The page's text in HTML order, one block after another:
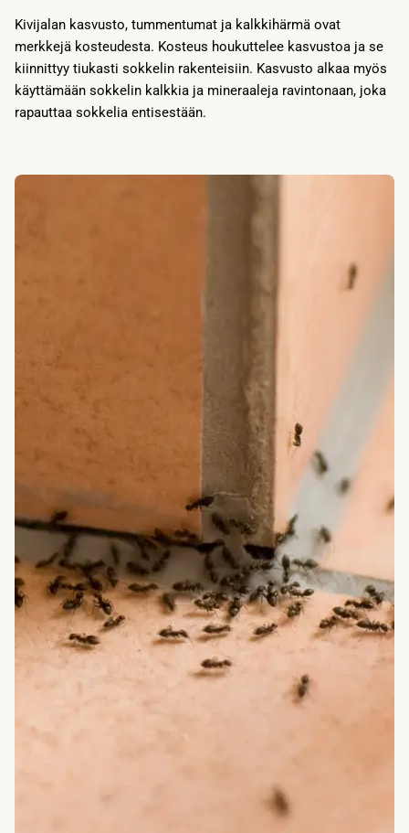
Kivijalan kasvusto, tummentumat ja kalkkihärmä ovat
merkkejä kosteudesta. Kosteus houkuttelee kasvustoa ja se
kiinnittyy tiukasti sokkelin rakenteisiin. Kasvusto alkaa myös
käyttämään sokkelin kalkkia ja mineraaleja ravintonaan, joka
rapauttaa sokkelia entisestään.